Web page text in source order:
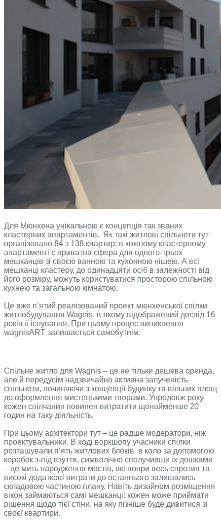
Для Мюнхена унікальною є концепція так званих
кластерних апартаментів. Як такі житлові спільноти тут
організовано 84 з 138 квартир: в кожному кластерному
апартаменті є приватна сфера для одного-трьох
мешканців зі своєю ванною та кухонною нішею. А всі
мешканці кластеру, до одинадцяти осіб в залежності від
його розміру, можуть користуватися просторою спільною
кухнею та загальною кімнатою.
Це вже п’ятий реалізований проект мюнхенської спілки
житлобудування Wagnis, в якому відображений досвід 16
років її існування. При цьому процес виникнення
wagnisART залишається самобутнім.
Спільне житло для Wagnis – це не тільки дешева оренда,
але й передусім надзвичайно активна залученість
спільноти, починаючи з концепції будинку та вільних площ
до оформлення мистецькими творами. Упродовж року
кожен спілчанин повинен витратити щонайменше 20
годин на таку діяльність.
При цьому архітектори тут – це радше модератори, ніж
проектувальники. В ході воркшопу учасники спілки
розташували п’ять житлових блоків в коло за допомогою
коробок з-під взуття, символічно сполучивши їх дошками
– це мить народження мостів, які попри весь спротив та
високі додаткові витрати до останнього залишались
складовою частиною плану. Навіть дизайном розміщення
вікон займаються самі мешканці: кожен може приймати
рішення щодо тієї стіни, на яку пізніше буде дивитися зі
своєї квартири.